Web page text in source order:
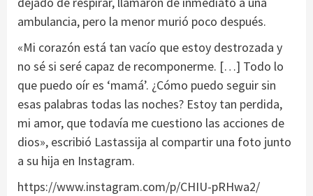
ambulancia, pero la menor murió poco después.
«Mi corazón está tan vacío que estoy destrozada y
no sé si seré capaz de recomponerme. […] Todo lo
que puedo oír es ‘mamá’. ¿Cómo puedo seguir sin
esas palabras todas las noches? Estoy tan perdida,
mi amor, que todavía me cuestiono las acciones de
dios», escribió Lastassija al compartir una foto junto
a su hija en Instagram.
https://www.instagram.com/p/CHIU-pRHwa2/